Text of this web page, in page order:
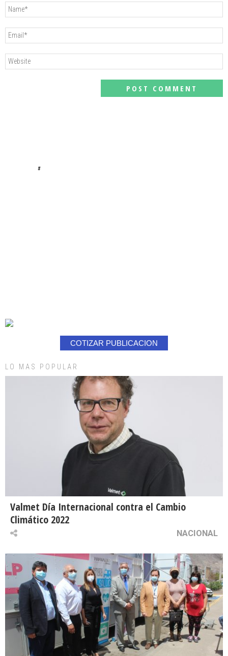
#
COTIZAR PUBLICACION
LO MAS POPULAR
Valmet Día Internacional contra el Cambio
Climático 2022
NACIONAL